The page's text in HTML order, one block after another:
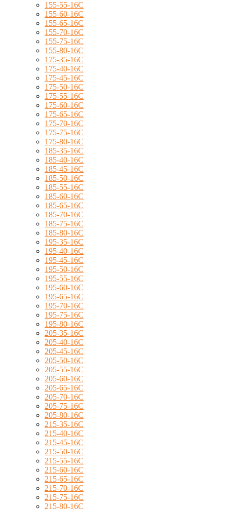
155-55-16C
155-60-16C
155-65-16C
155-70-16C
155-75-16C
155-80-16C
175-35-16C
175-40-16C
175-45-16C
175-50-16C
175-55-16C
175-60-16C
175-65-16C
175-70-16C
175-75-16C
175-80-16C
185-35-16C
185-40-16C
185-45-16C
185-50-16C
185-55-16C
185-60-16C
185-65-16C
185-70-16C
185-75-16C
185-80-16C
195-35-16C
195-40-16C
195-45-16C
195-50-16C
195-55-16C
195-60-16C
195-65-16C
195-70-16C
195-75-16C
195-80-16C
205-35-16C
205-40-16C
205-45-16C
205-50-16C
205-55-16C
205-60-16C
205-65-16C
205-70-16C
205-75-16C
205-80-16C
215-35-16C
215-40-16C
215-45-16C
215-50-16C
215-55-16C
215-60-16C
215-65-16C
215-70-16C
215-75-16C
215-80-16C